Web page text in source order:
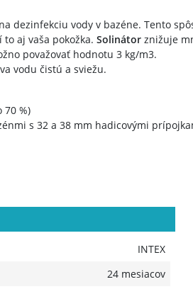
dezinfekciu vody v bazéne. Tento
aj vaša pokožka. Solinátorznižuje
považovať hodnotu 3 kg/m3.
vodu čistú a sviežu.
%)
s 32 a 38 mm hadicovými
INTEX
24 mesiacov